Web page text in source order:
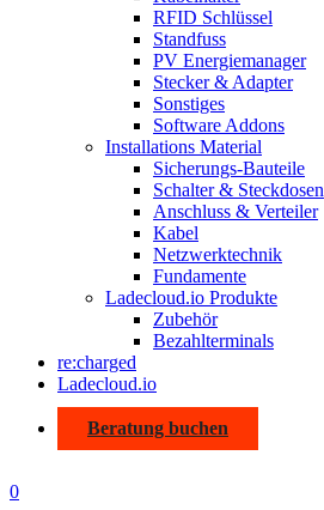
RFID Schlüssel
Standfuss
PV Energiemanager
Stecker & Adapter
Sonstiges
Software Addons
Installations Material
Sicherungs-Bauteile
Schalter & Steckdosen
Anschluss & Verteiler
Kabel
Netzwerktechnik
Fundamente
Ladecloud.io Produkte
Zubehör
Bezahlterminals
re:charged
Ladecloud.io
Beratung buchen
0